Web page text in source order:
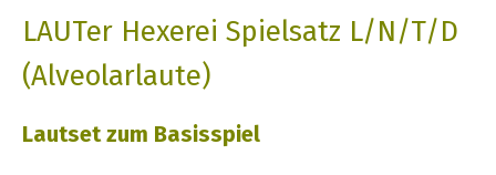
LAUTer Hexerei Spielsatz L/N/T/D
(Alveolarlaute)
Lautset zum Basisspiel